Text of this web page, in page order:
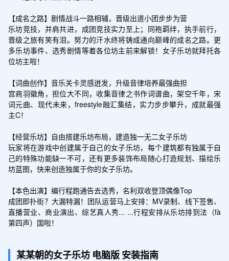
【成名之路】剧情战斗一路相辅，晋级出道小团步步为营
乐坊竞技，并肩共进，成团竞技实力至上；同袍羁绊，执手前行，
晋级之旅有笑有泪。努力的汗水终将铸成通向巅峰的成名之路。更
多乐坊事件、选秀剧情等着各位坊主前来解锁！女子乐坊就拜托各
位坊主啦！
【词曲创作】音乐关卡灵感迸发，升级音律培养最强曲担
宫商羽徽角，担位大不同，收集音律之书作词谱曲，架空千年，宋
词元曲、现代未来，freestyle融汇集结，实力步步攀升，成就最强
主C！
【经营乐坊】自由搭建乐坊布局，建造独一无二女子乐坊
玩家将在游戏中创建属于自己的女子乐坊，每个建筑都有独属于自
己的特殊功能缺一不可，还有更多装饰布局随心打造规划、描绘乐
坊蓝图，快来创造独属于你的女子乐坊。
【本色出演】编行程跑通告去选秀，名利双收登顶偶像Top
成团即扑街？大漏特漏！团队运营马上安排：MV录制、线下签售、
直播营业、商业演出、综艺真人秀... ...行程安排从乐坊排到法（fà
第四声）国啦！
某某朝的女子乐坊 电脑版 安装指南